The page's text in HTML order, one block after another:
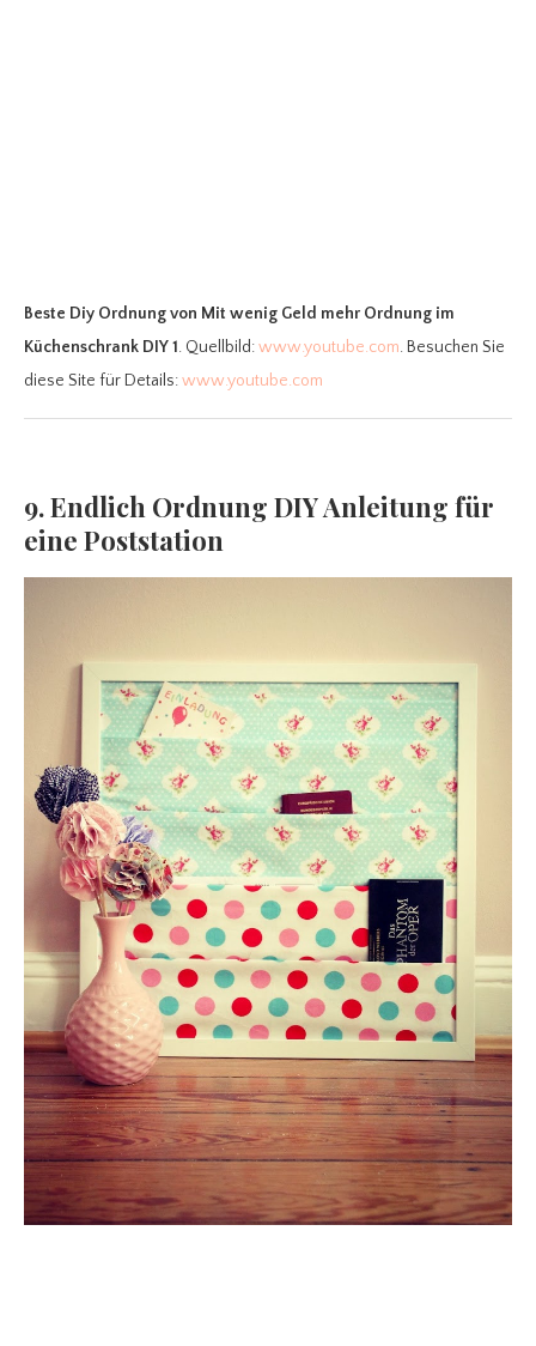
Beste Diy Ordnungvon Mit wenig Geld mehr Ordnung im
Küchenschrank DIY 1. Quellbild:www.youtube.com. Besuchen Sie
diese Site für Details:www.youtube.com
9. Endlich Ordnung DIY Anleitung für
eine Poststation